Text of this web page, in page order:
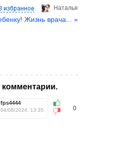
Hаталья
Жизнь врача... »
комментарии.
0
fps4444
04/08/2024, 13:35